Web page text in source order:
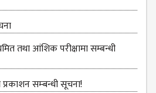
तथा आंशिक परीक्षामा सम्बन्धी
सम्‍बन्धी सूचना!